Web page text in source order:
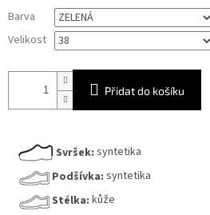
cena:
Barva
Velikost
Přidat do košíku
Svršek: syntetika
Podšívka: syntetika
Stélka: kůže